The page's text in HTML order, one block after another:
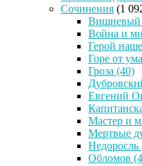
Сочинения (1
Вишневый
Война и
Герой
Горе от ума
Гроза (40)
Евгений
Мастер и
Мертвые
Недоросль
Обломов